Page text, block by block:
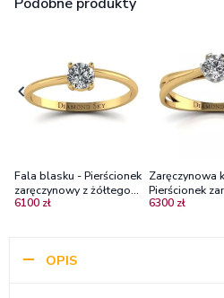
Fala blasku - Pierścionek
zaręczynowy z żółtego
złota z diamentem
6100 zł
Zaręczynowa
Pierścionek
6300 zł
OPIS